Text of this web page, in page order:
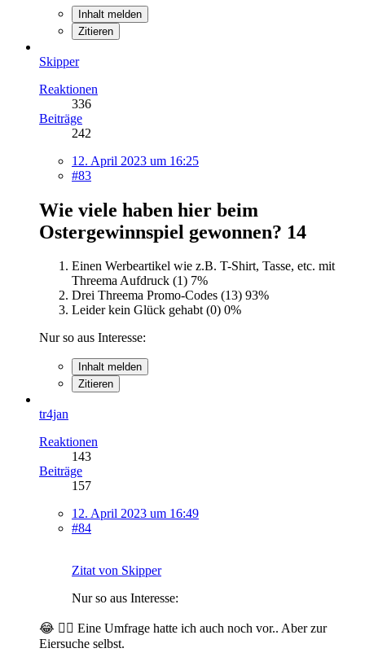
Inhalt melden
Zitieren
Skipper
Reaktionen
336
Beiträge
242
12. April 2023 um 16:25
#83
Wie viele haben hier beim
Ostergewinnspiel​ gewonnen? 14
Einen Werbeartikel wie z.B. T-Shirt, Tasse, etc. mit
Threema Aufdruck (1) 7%
Drei Threema Promo-Codes (13) 93%
Leider kein Glück gehabt (0) 0%
Nur so aus Interesse:
Inhalt melden
Zitieren
tr4jan
Reaktionen
143
Beiträge
157
12. April 2023 um 16:49
#84
Zitat von Skipper
Nur so aus Interesse:
😂 👍🏼 Eine Umfrage hatte ich auch noch vor.. Aber zur
Eiersuche selbst.